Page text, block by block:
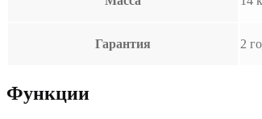
Гарантия 2
Функции